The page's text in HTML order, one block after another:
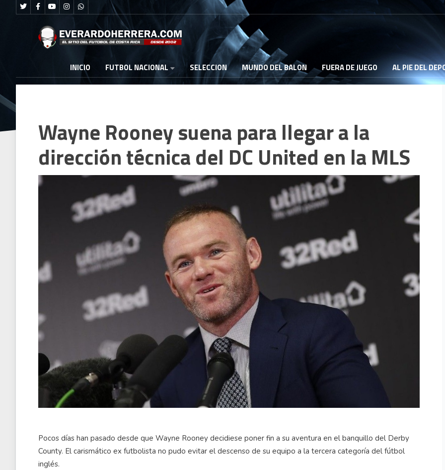
INICIO FUTBOL NACIONAL SELECCION MUNDO DEL BALON FUERA DE JUEGO AL PIE DEL
Wayne Rooney suena para llegar a la
dirección técnica del DC United en la MLS
Pocos días han pasado desde que Wayne Rooney decidiese poner fin a su aventura en el banquillo del Derby
County. El carismático ex futbolista no pudo evitar el descenso de su equipo a la tercera categoría del fútbol
inglés.